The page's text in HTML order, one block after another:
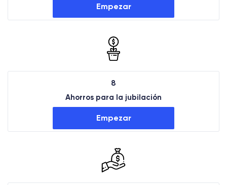
Empezar
8
Ahorros para la jubilación
Empezar